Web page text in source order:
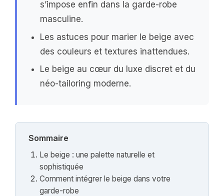
s’impose enfin dans la garde-robe
masculine.
Les astuces pour marier le beige avec
des couleurs et textures inattendues.
Le beige au cœur du luxe discret et du
néo-tailoring moderne.
Sommaire
Le beige : une palette naturelle et
sophistiquée
Comment intégrer le beige dans votre
garde-robe